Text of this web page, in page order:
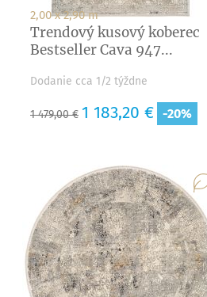
2,00 x 2,90 m
Trendový kusový koberec
Bestseller Cava 947...
Dodanie cca 1/2 týždne
Základná
cena
1 479,00 € Cena
1 183,20 € -20%